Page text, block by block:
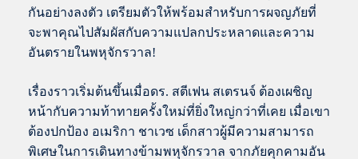
กันอย่างลงตัว เตรียมตัวให้พร้อมสำหรับการผจญภัยที่
จะพาคุณไปสัมผัสกับความแปลกประหลาดและความ
อันตรายในพหุจักรวาล!
เรื่องราวเริ่มต้นขึ้นเมื่อดร. สตีเฟน สเตรนจ์ ต้องเผชิญ
หน้ากับความท้าทายครั้งใหม่ที่ยิ่งใหญ่กว่าที่เคย เมื่อเขา
ต้องปกป้อง อเมริกา ชาเวซ เด็กสาวผู้มีความสามารถ
พิเศษในการเดินทางข้ามพหุจักรวาล จากภัยคุกคามอัน